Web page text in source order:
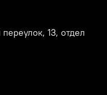
13, отдел